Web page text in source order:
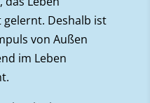
Deshalb ist
von Außen
im Leben